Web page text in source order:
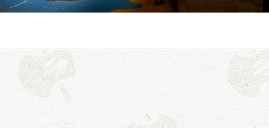
利／笑福亭仁福／幸助福助（漫才）／桂春若